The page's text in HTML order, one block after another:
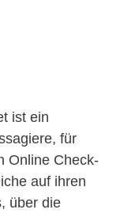
ist ein
für
Online Check-
auf ihren
über die